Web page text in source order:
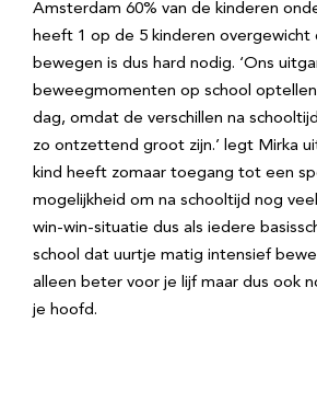
Amsterdam 60% van de kinderen
heeft 1 op de 5 kinderen overgewicht
bewegen is dus hard nodig. ‘Ons
beweegmomenten op school
dag, omdat de verschillen na
zo ontzettend groot zijn.’ legt Mirka
kind heeft zomaar toegang tot een
mogelijkheid om na schooltijd nog
win-win-situatie dus als iedere
school dat uurtje matig intensief
alleen beter voor je lijf maar dus ook
je hoofd.